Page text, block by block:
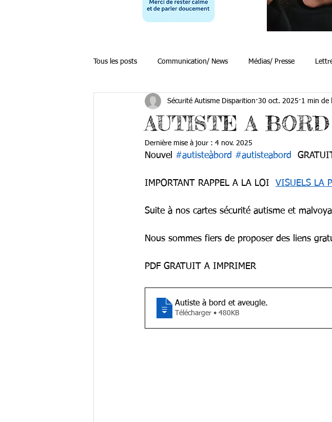
Tous les posts Communication/ News Médias/ Presse
cartes sécurité autisme autiste à bord porte clé sécurité
sécurité autisme
AUTISTE A
Sécurité Autisme Disparition 30 oct. 2025 1 min de
Dernière mise à jour : 4 nov. 2025
Nouvel #autisteàbord #autisteabord
IMPORTANT RAPPEL A LA LOI VISUELS LA
Suite à nos cartes sécurité autisme et
Nous sommes fiers de proposer des liens
PDF GRATUIT A IMPRIMER
Autiste à bord et aveugle.
Télécharger • 480KB